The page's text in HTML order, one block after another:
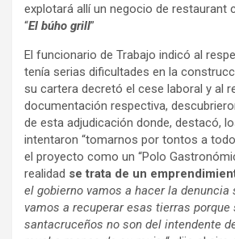
explotará allí un negocio de restaurant
“El búho grill”
El funcionario de Trabajo indicó al
tenía serias dificultades en la
su cartera decretó el cese laboral y al
documentación respectiva,
de esta adjudicación donde, destacó,
intentaron “tomarnos por tontos a
el proyecto como un “Polo
realidad se trata de un
el gobierno vamos a hacer la denuncia
vamos a recuperar esas tierras porque
santacruceños no son del intendente